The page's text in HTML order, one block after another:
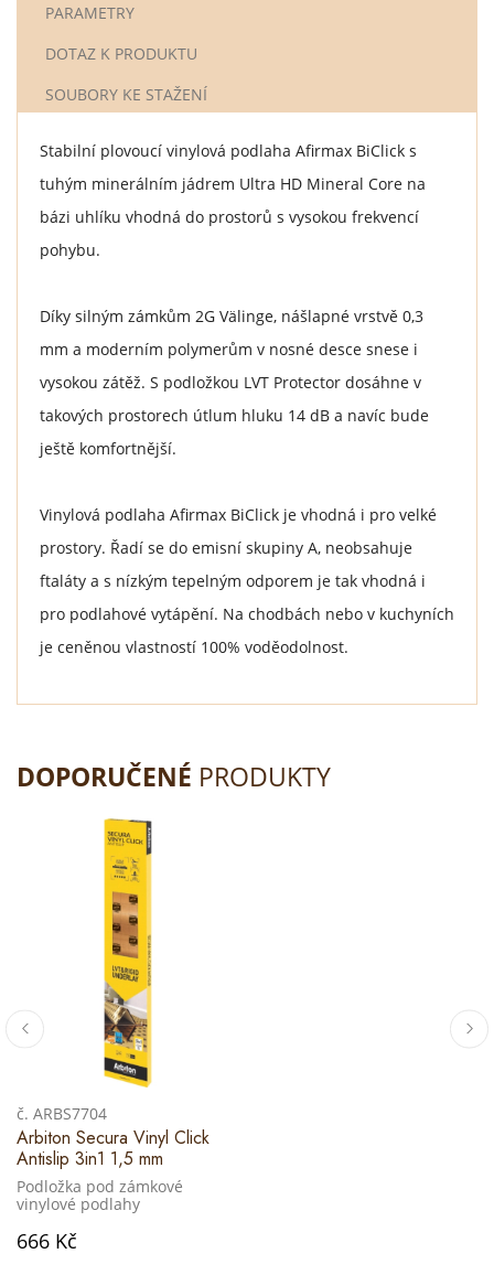
PARAMETRY
DOTAZ K PRODUKTU
SOUBORY KE STAŽENÍ
Stabilní plovoucí vinylová podlaha Afirmax BiClick s
tuhým minerálním jádrem Ultra HD Mineral Core na
bázi uhlíku vhodná do prostorů s vysokou frekvencí
pohybu.
Díky silným zámkům 2G Välinge, nášlapné vrstvě 0,3
mm a moderním polymerům v nosné desce snese i
vysokou zátěž. S podložkou LVT Protector dosáhne v
takových prostorech útlum hluku 14 dB a navíc bude
ještě komfortnější.
Vinylová podlaha Afirmax BiClick je vhodná i pro velké
prostory. Řadí se do emisní skupiny A, neobsahuje
ftaláty a s nízkým tepelným odporem je tak vhodná i
pro podlahové vytápění. Na chodbách nebo v kuchyních
je ceněnou vlastností 100% voděodolnost.
DOPORUČENÉ PRODUKTY
č. ARBS7704
Arbiton Secura Vinyl Click
Antislip 3in1 1,5 mm
Podložka pod zámkové
vinylové podlahy
666 Kč